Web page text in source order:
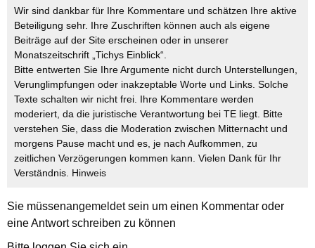
Wir sind dankbar für Ihre Kommentare und schätzen Ihre aktive
Beteiligung sehr. Ihre Zuschriften können auch als eigene
Beiträge auf der Site erscheinen oder in unserer
Monatszeitschrift „Tichys Einblick“.
Bitte entwerten Sie Ihre Argumente nicht durch Unterstellungen,
Verunglimpfungen oder inakzeptable Worte und Links. Solche
Texte schalten wir nicht frei. Ihre Kommentare werden
moderiert, da die juristische Verantwortung bei TE liegt. Bitte
verstehen Sie, dass die Moderation zwischen Mitternacht und
morgens Pause macht und es, je nach Aufkommen, zu
zeitlichen Verzögerungen kommen kann. Vielen Dank für Ihr
Verständnis. Hinweis
Sie müssenangemeldetsein um einen Kommentar oder
eine Antwort schreiben zu können